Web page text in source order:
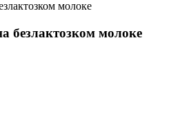
безлактозком молоке